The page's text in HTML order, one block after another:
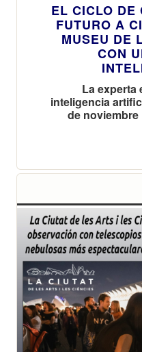
EL CICLO DE
FUTURO A
MUSEU DE
CON
La experta
inteligencia
de noviembre